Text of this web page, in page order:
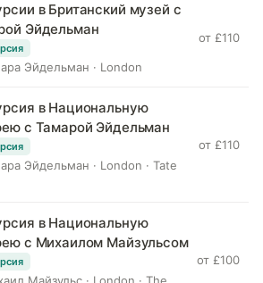
в Британский музей с
Эйдельман
Эйдельман · London
от £110
в Национальную
с Тамарой Эйдельман
Эйдельман · London · Tate
от £110
в Национальную
с Михаилом Майзульсом
от £100